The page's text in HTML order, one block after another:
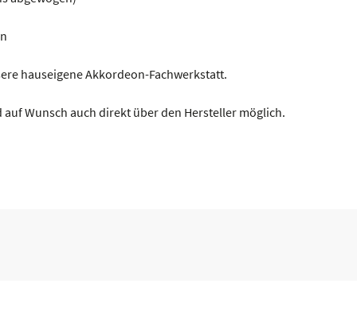
hauseigene Akkordeon-Fachwerkstatt.
auf Wunsch auch direkt über den Hersteller möglich.